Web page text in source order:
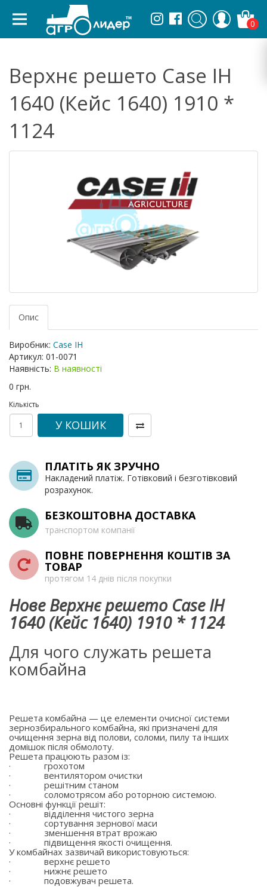
0
Верхнє решето Case IH
1640 (Кейс 1640) 1910 *
1124
Опис
Виробник: Case IH
Артикул: 01-0071
Наявність: В наявності
0 грн.
Кількість
У КОШИК
ПЛАТІТЬ ЯК ЗРУЧНО
Накладений платіж. Готівковий і безготівковий
розрахунок.
БЕЗКОШТОВНА ДОСТАВКА
транспортом компанії
ПОВНЕ ПОВЕРНЕННЯ КОШТІВ ЗА
ТОВАР
протягом 14 днів після покупки
Нове Верхнє решето Case IH
1640 (Кейс 1640) 1910 * 1124
Для чого служать решета
комбайна
Решета комбайна — це елементи очисної системи
зернозбирального комбайна, які призначені для
очищення зерна від полови, соломи, пилу та інших
домішок після обмолоту.
Решета працюють разом із:
·
грохотом
·
вентилятором очистки
·
решітним станом
·
соломотрясом або роторною системою.
Основні функції решіт:
·
відділення чистого зерна
·
сортування зернової маси
·
зменшення втрат врожаю
·
підвищення якості очищення.
У комбайнах зазвичай використовуються:
·
верхнє решето
·
нижнє решето
·
подовжувач решета.